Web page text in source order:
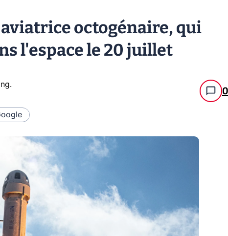
octogénaire, qui
l'espace le 20 juillet
.
0